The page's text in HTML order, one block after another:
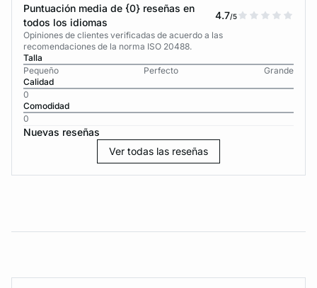
Puntuación media de {0} reseñas en
todos los idiomas
4.7/5
Opiniones de clientes verificadas de acuerdo a las
recomendaciones de la norma ISO 20488.
Talla
Pequeño
Perfecto
Grande
Calidad
0
Comodidad
0
Nuevas reseñas
Ver todas las reseñas